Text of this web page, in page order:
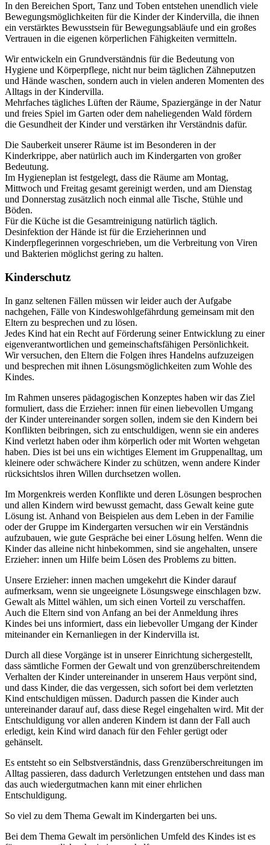
In den Bereichen Sport, Tanz und Toben entstehen unendlich viele
Bewegungsmöglichkeiten für die Kinder der Kindervilla, die ihnen
ein verstärktes Bewusstsein für Bewegungsabläufe und ein großes
Vertrauen in die eigenen körperlichen Fähigkeiten vermitteln.
Wir entwickeln ein Grundverständnis für die Bedeutung von
Hygiene und Körperpflege, nicht nur beim täglichen Zähneputzen
und Hände waschen, sondern auch in vielen anderen Momenten des
Alltags in der Kindervilla.
Mehrfaches tägliches Lüften der Räume, Spaziergänge in der Natur
und freies Spiel im Garten oder dem naheliegenden Wald fördern
die Gesundheit der Kinder und verstärken ihr Verständnis dafür.
Die Sauberkeit unserer Räume ist im Besonderen in der
Kinderkrippe, aber natürlich auch im Kindergarten von großer
Bedeutung.
Im Hygieneplan ist festgelegt, dass die Räume am Montag,
Mittwoch und Freitag gesamt gereinigt werden, und am Dienstag
und Donnerstag zusätzlich noch einmal alle Tische, Stühle und
Böden.
Für die Küche ist die Gesamtreinigung natürlich täglich.
Desinfektion der Hände ist für die Erzieherinnen und
Kinderpflegerinnen vorgeschrieben, um die Verbreitung von Viren
und Bakterien möglichst gering zu halten.
Kinderschutz
In ganz seltenen Fällen müssen wir leider auch der Aufgabe
nachgehen, Fälle von Kindeswohlgefährdung gemeinsam mit den
Eltern zu besprechen und zu lösen.
Jedes Kind hat ein Recht auf Förderung seiner Entwicklung zu einer
eigenverantwortlichen und gemeinschaftsfähigen Persönlichkeit.
Wir versuchen, den Eltern die Folgen ihres Handelns aufzuzeigen
und besprechen mit ihnen Lösungsmöglichkeiten zum Wohle des
Kindes.
Im Rahmen unseres pädagogischen Konzeptes haben wir das Ziel
formuliert, dass die Erzieher: innen für einen liebevollen Umgang
der Kinder untereinander sorgen sollen, indem sie den Kindern bei
Konflikten beibringen, sich zu entschuldigen, wenn sie ein anderes
Kind verletzt haben oder ihm körperlich oder mit Worten wehgetan
haben. Dies ist bei uns ein wichtiges Element im Gruppenalltag, um
kleinere oder schwächere Kinder zu schützen, wenn andere Kinder
rücksichtslos ihren Willen durchsetzen wollen.
Im Morgenkreis werden Konflikte und deren Lösungen besprochen
und allen Kindern wird bewusst gemacht, dass Gewalt keine gute
Lösung ist. Anhand von Beispielen aus dem Leben in der Familie
oder der Gruppe im Kindergarten versuchen wir ein Verständnis
aufzubauen, wie gute Gespräche bei einer Lösung helfen. Wenn die
Kinder das alleine nicht hinbekommen, sind sie angehalten, unsere
Erzieher: innen um Hilfe beim Lösen des Problems zu bitten.
Unsere Erzieher: innen machen umgekehrt die Kinder darauf
aufmerksam, wenn sie ungeeignete Lösungswege einschlagen bzw.
Gewalt als Mittel wählen, um sich einen Vorteil zu verschaffen.
Auch die Eltern sind von Anfang an bei der Anmeldung ihres
Kindes bei uns informiert, dass ein liebevoller Umgang der Kinder
miteinander ein Kernanliegen in der Kindervilla ist.
Durch all diese Vorgänge ist in unserer Einrichtung sichergestellt,
dass sämtliche Formen der Gewalt und von grenzüberschreitendem
Verhalten der Kinder untereinander in unserem Haus verpönt sind,
und dass Kinder, die das vergessen, sich sofort bei dem verletzten
Kind entschuldigen müssen. Dadurch passen die Kinder auch
untereinander darauf auf, dass diese Regel eingehalten wird. Mit der
Entschuldigung vor allen anderen Kindern ist dann der Fall auch
erledigt, kein Kind wird danach für den Fehler gerügt oder
gehänselt.
Es entsteht so ein Selbstverständnis, dass Grenzüberschreitungen im
Alltag passieren, dass dadurch Verletzungen entstehen und dass man
das auch wiedergutmachen kann mit einer ehrlichen
Entschuldigung.
So viel zu dem Thema Gewalt im Kindergarten bei uns.
Bei dem Thema Gewalt im persönlichen Umfeld des Kindes ist es